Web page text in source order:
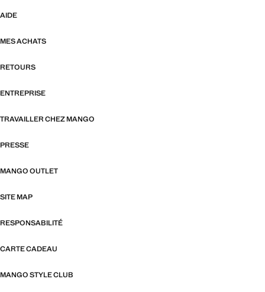
AIDE
MES ACHATS
RETOURS
ENTREPRISE
TRAVAILLER CHEZ MANGO
PRESSE
MANGO OUTLET
SITE MAP
RESPONSABILITÉ
CARTE CADEAU
MANGO STYLE CLUB